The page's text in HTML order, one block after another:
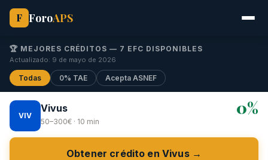
F ForoAPS
🏆 MEJORES CRÉDITOS — 7 EFC DISPONIBLES
Actualizado: 9 de mayo de 2026
Todas 0% TAE Acepta ASNEF
VIV
Vivus
50–300€ · 10 min
0%
Obtener crédito en Vivus →